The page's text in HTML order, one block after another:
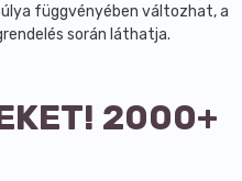
függvényében változhat, a
során láthatja.
2000+